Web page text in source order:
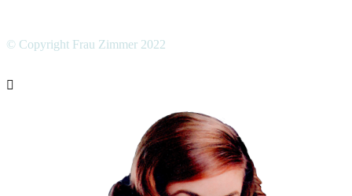
© Copyright Frau Zimmer 2022